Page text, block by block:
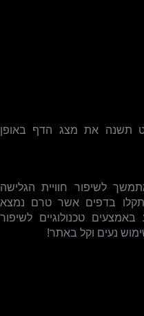
תשנה את מצג הדף באופן
לשיפור חוויית הגלישה
בדפים אשר טרם נמצא
טכנולוגיים לשיפור
נעים וקל באתר!